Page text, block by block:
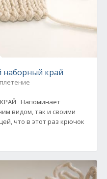
наборный край
видом, так и своими
что в этот раз крючок